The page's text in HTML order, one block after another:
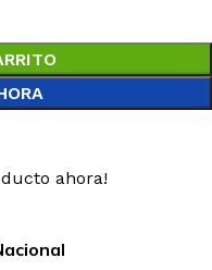
ahora!